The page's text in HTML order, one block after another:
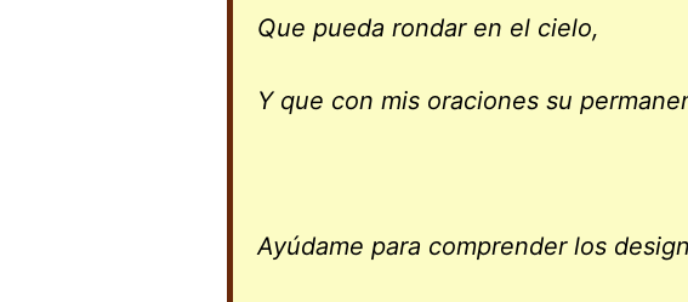
Que pueda rondar en el cielo,
Y que con mis oraciones su
Ayúdame para comprender los